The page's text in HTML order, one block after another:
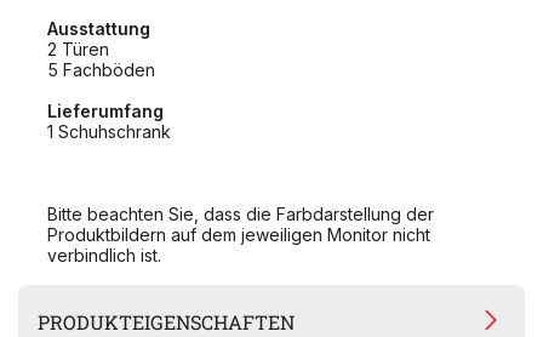
Ausstattung
2 Türen
5 Fachböden
Lieferumfang
1 Schuhschrank
Bitte beachten Sie, dass die Farbdarstellung der
Produktbildern auf dem jeweiligen Monitor nicht
verbindlich ist.
PRODUKTEIGENSCHAFTEN